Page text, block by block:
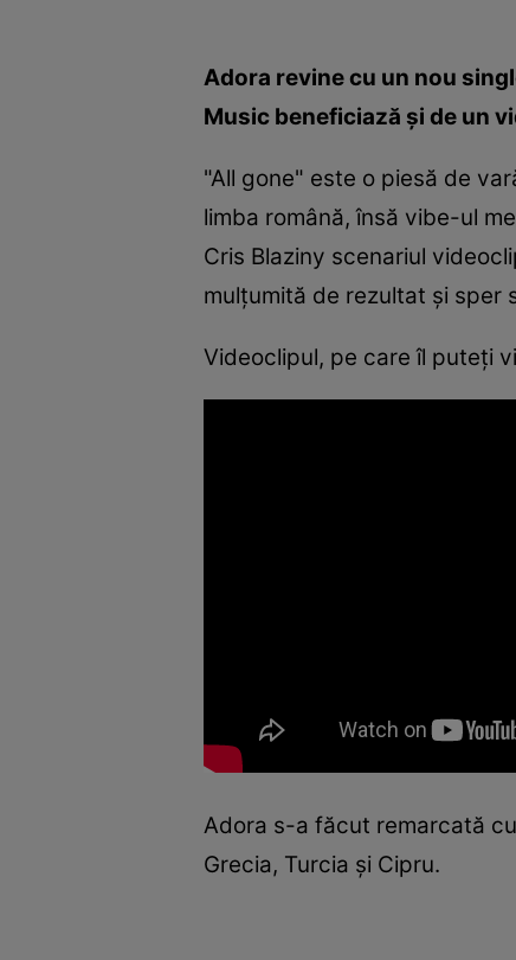
Adora revine cu un nou
Music beneficiază şi de un
"All gone" este o piesă de
limba română, însă vibe-ul
Cris Blaziny scenariul
mulţumită de rezultat şi sper
Videoclipul, pe care îl puteţi
Adora s-a făcut remarcată
Grecia, Turcia şi Cipru.